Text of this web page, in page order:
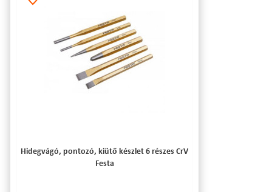
Hidegvágó, pontozó, kiütő készlet 6 részes CrV
Festa